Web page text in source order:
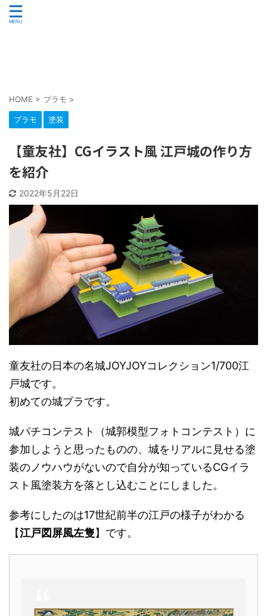
HOME > プラモ >
プラモ 塗装
【童友社】CGイラスト風 江戸城の作り方
を紹介
2022年5月22日
童友社の日本の名城JOYJOYコレクション1/700江
戸城です。
初めての城プラです。
城パチコンテスト（城郭模型フォトコンテスト）に
参加しようと思ったものの、城をリアルに見せる塗
装のノウハウがないので自分が知っているCGイラ
スト風塗装方を落とし込むことにしました。
参考にしたのは17世紀前半の江戸の様子がわかる
【江戸図屏風左隻】です。